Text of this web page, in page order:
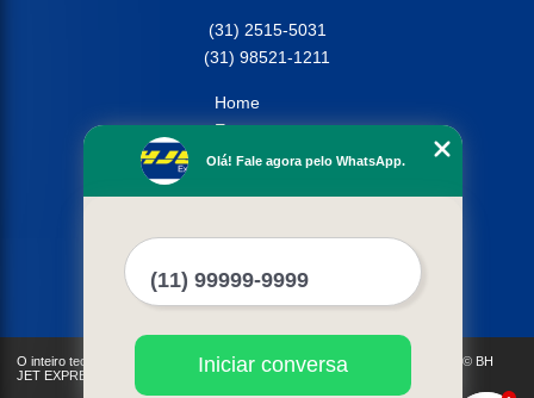
(31) 2515-5031
(31) 98521-1211
Home
Empresa
Missão
Mapa do site
O inteiro teor deste site está sujeito à proteção de direitos autorais. Copyright© BH
JET EXPRESS (Lei 9610 de 19/02/1998)
Olá! Fale agora pelo WhatsApp.
Iniciar conversa